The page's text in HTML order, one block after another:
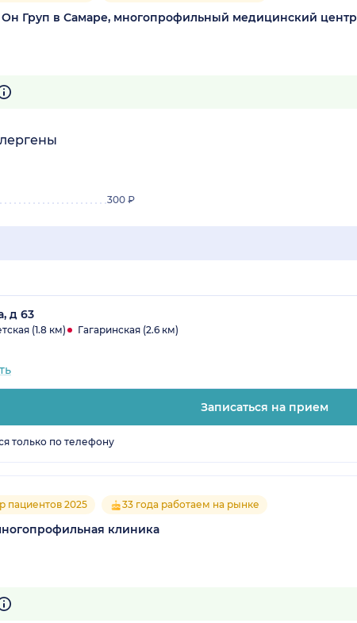
Груп в Самаре, многопрофильный медицинский центр
300 ₽
д 63
(1.8 км) Гагаринская (2.6 км)
Записаться на прием
только по телефону
пациентов 2025 33 года работаем на рынке
клиника